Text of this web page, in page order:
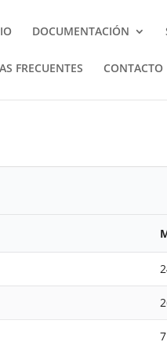
DOCUMENTACIÓN
FRECUENTES CONTACTO